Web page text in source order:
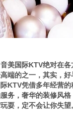
美国际KTV绝对在
端的之一，其实，好
KTV凭借多年经营
务，奢华的装修风
耍，定不会让你失